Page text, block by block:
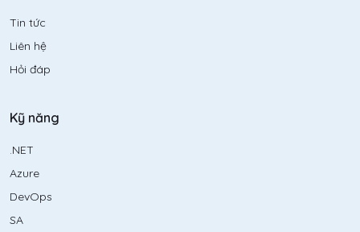
Tin tức
Liên hệ
Hỏi đáp
Kỹ năng
.NET
Azure
DevOps
SA